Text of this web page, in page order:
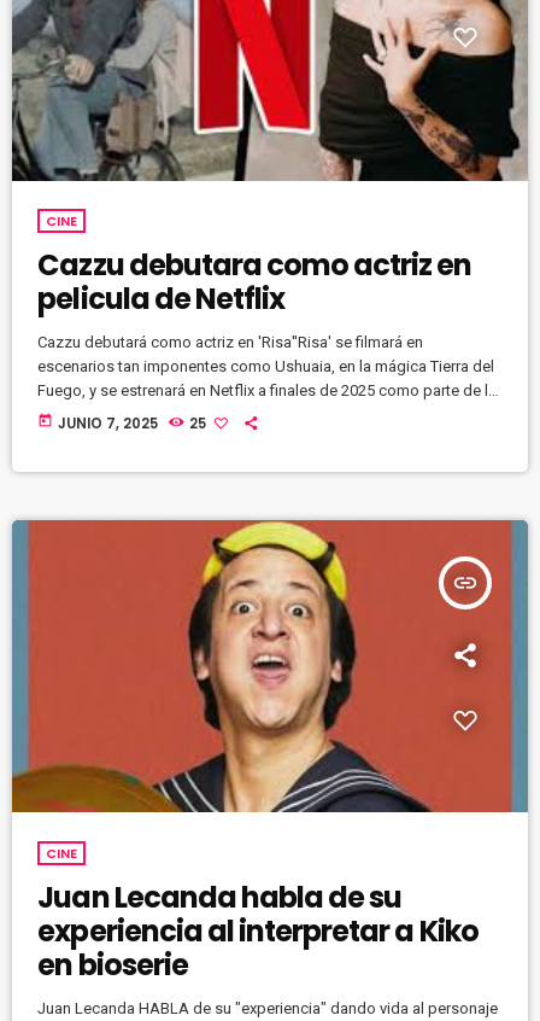
CINE
Cazzu debutara como actriz en
pelicula de Netflix
Cazzu debutará como actriz en 'Risa''Risa' se filmará en
escenarios tan imponentes como Ushuaia, en la mágica Tierra del
Fuego, y se estrenará en Netflix a finales de 2025 como parte de la
iniciativa “Hecho en Argentina”, una apuesta por el talento local.
today JUNIO 7, 2025 25
insert_link
CINE
Juan Lecanda habla de su
experiencia al interpretar a Kiko
en bioserie
Juan Lecanda HABLA de su "experiencia" dando vida al personaje